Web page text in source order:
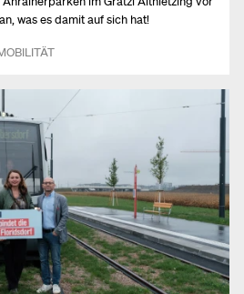
was es damit auf sich hat!